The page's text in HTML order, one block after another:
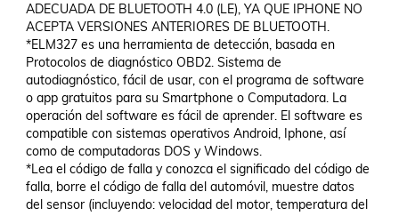
ADECUADA DE BLUETOOTH 4.0 (LE), YA QUE IPHONE NO
ACEPTA VERSIONES ANTERIORES DE BLUETOOTH.
*ELM327 es una herramienta de detección, basada en
Protocolos de diagnóstico OBD2. Sistema de
autodiagnóstico, fácil de usar, con el programa de software
o app gratuitos para su Smartphone o Computadora. La
operación del software es fácil de aprender. El software es
compatible con sistemas operativos Android, Iphone, así
como de computadoras DOS y Windows.
*Lea el código de falla y conozca el significado del código de
falla, borre el código de falla del automóvil, muestre datos
del sensor (incluyendo: velocidad del motor, temperatura del